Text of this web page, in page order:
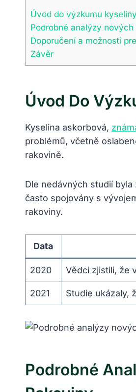
Úvod do výzkumu
Podrobné analýzy
Doporučení a možnosti
Závěr
Úvod Do
Kyselina askorbová,
problémů, včetně
rakovině.
Dle nedávných studií
často spojovány s
rakoviny.
Data
2020 Vědci zjistili, že
2021 Studie ukázaly,
Podrobné